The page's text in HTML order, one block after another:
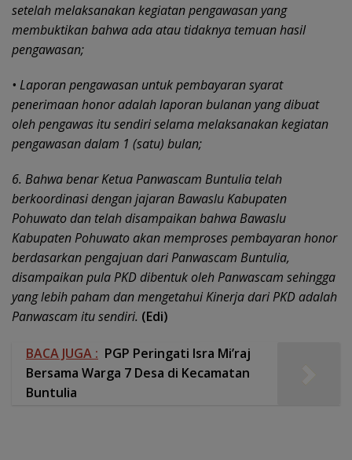
setelah melaksanakan kegiatan pengawasan yang
membuktikan bahwa ada atau tidaknya temuan hasil
pengawasan;
• Laporan pengawasan untuk pembayaran syarat
penerimaan honor adalah laporan bulanan yang dibuat
oleh pengawas itu sendiri selama melaksanakan kegiatan
pengawasan dalam 1 (satu) bulan;
6. Bahwa benar Ketua Panwascam Buntulia telah
berkoordinasi dengan jajaran Bawaslu Kabupaten
Pohuwato dan telah disampaikan bahwa Bawaslu
Kabupaten Pohuwato akan memproses pembayaran honor
berdasarkan pengajuan dari Panwascam Buntulia,
disampaikan pula PKD dibentuk oleh Panwascam sehingga
yang lebihpaham dan mengetahui Kinerja dari PKD adalah
Panwascam itu sendiri. (Edi)
BACA JUGA : PGP Peringati Isra Mi’raj
Bersama Warga 7 Desa di Kecamatan
Buntulia